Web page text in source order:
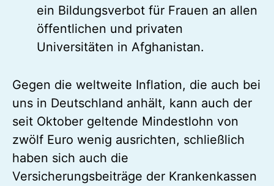
ein Bildungsverbot für Frauen an allen
öffentlichen und privaten
Universitäten in Afghanistan.
Gegen die weltweite Inflation, die auch bei
uns in Deutschland anhält, kann auch der
seit Oktober geltende Mindestlohn von
zwölf Euro wenig ausrichten, schließlich
haben sich auch die
Versicherungsbeiträge der Krankenkassen